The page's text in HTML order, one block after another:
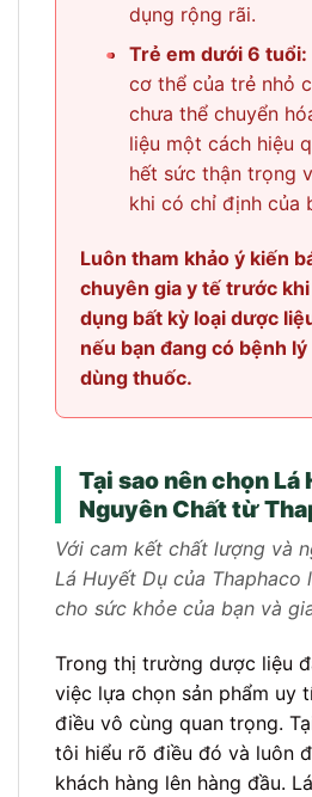
dụng rộng rãi.
•
Trẻ em dưới 6 tuổi:
cơ thể của trẻ nhỏ
chưa thể chuyển
liệu một cách hiệu
hết sức thận trọng
khi có chỉ định của
Luôn tham khảo ý kiến
chuyên gia y tế trước
dụng bất kỳ loại dược
nếu bạn đang có bệnh
dùng thuốc.
Tại sao nên chọn Lá
Nguyên Chất từ
Với cam kết chất lượng và
Lá Huyết Dụ của Thaphaco
cho sức khỏe của bạn và
Trong thị trường dược liệu
việc lựa chọn sản phẩm uy
điều vô cùng quan trọng.
tôi hiểu rõ điều đó và luôn
khách hàng lên hàng đầu.